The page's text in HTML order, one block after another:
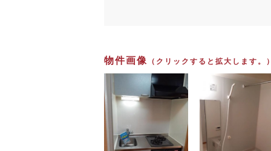
物件画像 （クリックすると拡大します。